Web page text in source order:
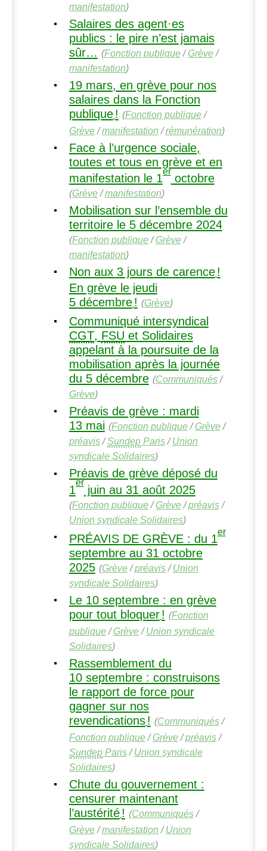
manifestation)
Salaires des agent·es
publics : le pire n’est jamais
sûr… (Fonction publique/Grève/
manifestation)
19 mars, en grève pour nos
salaires dans la Fonction
publique! (Fonction publique/
Grève/manifestation /rémunération)
Face à l’urgence sociale,
toutes et tous en grève et en
manifestation le 1
er
octobre
(Grève/manifestation)
Mobilisation sur l’ensemble du
territoire le 5 décembre 2024
(Fonction publique/Grève/
manifestation)
Non aux 3 jours de carence!
En grève le jeudi
5 décembre! (Grève)
Communiqué intersyndical
CGT, FSU et Solidaires
appelant à la poursuite de la
mobilisation après la journée
du 5 décembre (Communiqués/
Grève)
Préavis de grève : mardi
13 mai (Fonction publique/Grève/
préavis/SundepParis/Union
syndicale Solidaires)
Préavis de grève déposé du
1
er
juin au 31 août 2025
(Fonction publique/Grève/préavis/
Union syndicale Solidaires)
PRÉAVIS DE GRÈVE: du 1
er
septembre au 31 octobre
2025 (Grève/préavis/Union
syndicale Solidaires)
Le 10 septembre : en grève
pour tout bloquer! (Fonction
publique/Grève/Union syndicale
Solidaires)
Rassemblement du
10 septembre : construisons
le rapport de force pour
gagner sur nos
revendications! (Communiqués/
Fonction publique/Grève/préavis/
SundepParis/Union syndicale
Solidaires)
Chute du gouvernement :
censurer maintenant
l’austérité! (Communiqués/
Grève/manifestation /Union
syndicale Solidaires)